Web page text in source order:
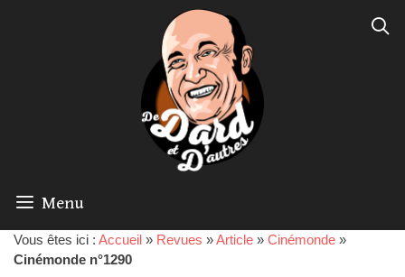
Menu
Vous êtes ici : Accueil » Revues »Article » Cinémonde »
Cinémonde n°1290